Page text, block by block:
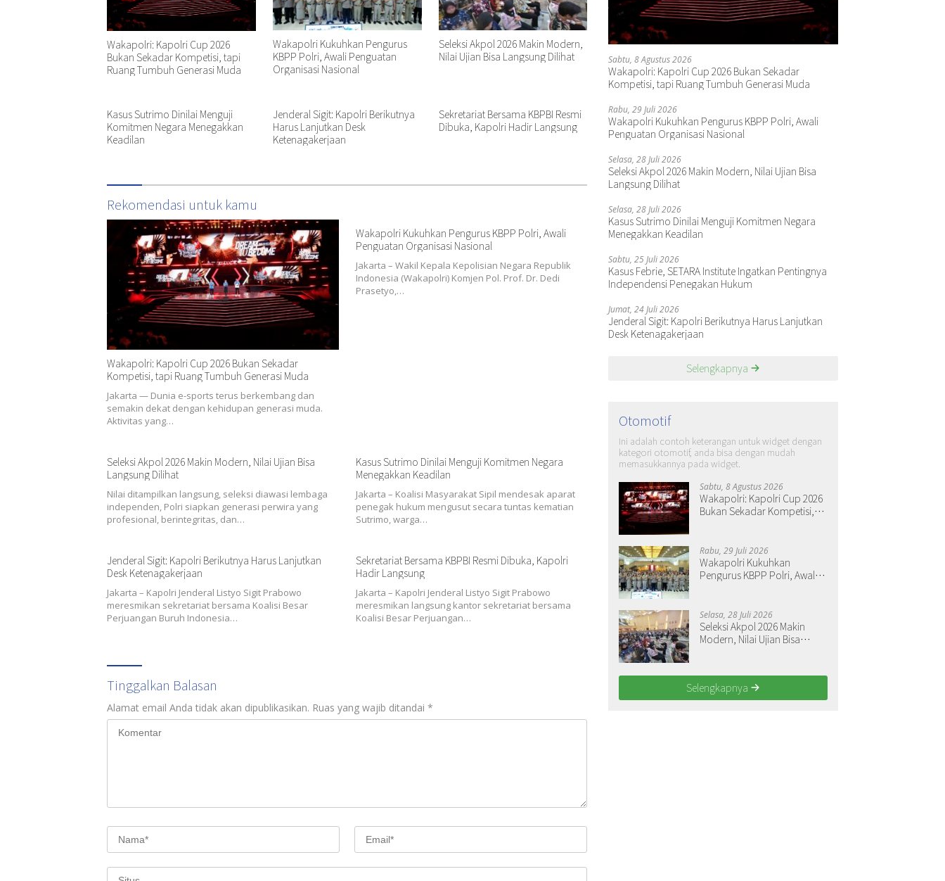
Wakapolri: Kapolri Cup 2026
Bukan Sekadar Kompetisi, tapi
Ruang Tumbuh Generasi Muda
Wakapolri Kukuhkan Pengurus
KBPP Polri, Awali Penguatan
Organisasi Nasional
Seleksi Akpol 2026 Makin Modern,
Nilai Ujian Bisa Langsung Dilihat
Kasus Sutrimo Dinilai Menguji
Komitmen Negara Menegakkan
Keadilan
Jenderal Sigit: Kapolri Berikutnya
Harus Lanjutkan Desk
Ketenagakerjaan
Sekretariat Bersama KBPBI Resmi
Dibuka, Kapolri Hadir Langsung
Rekomendasi untuk kamu
Wakapolri: Kapolri Cup 2026 Bukan Sekadar
Kompetisi, tapi Ruang Tumbuh Generasi Muda
Jakarta — Dunia e-sports terus berkembang dan
semakin dekat dengan kehidupan generasi muda.
Aktivitas yang…
Wakapolri Kukuhkan Pengurus KBPP Polri, Awali
Penguatan Organisasi Nasional
Jakarta – Wakil Kepala Kepolisian Negara Republik
Indonesia (Wakapolri) Komjen Pol. Prof. Dr. Dedi
Prasetyo,…
Seleksi Akpol 2026 Makin Modern, Nilai Ujian Bisa
Langsung Dilihat
Nilai ditampilkan langsung, seleksi diawasi lembaga
independen, Polri siapkan generasi perwira yang
profesional, berintegritas, dan…
Kasus Sutrimo Dinilai Menguji Komitmen Negara
Menegakkan Keadilan
Jakarta – Koalisi Masyarakat Sipil mendesak aparat
penegak hukum mengusut secara tuntas kematian
Sutrimo, warga…
Jenderal Sigit: Kapolri Berikutnya Harus Lanjutkan
Desk Ketenagakerjaan
Jakarta – Kapolri Jenderal Listyo Sigit Prabowo
meresmikan sekretariat bersama Koalisi Besar
Perjuangan Buruh Indonesia…
Sekretariat Bersama KBPBI Resmi Dibuka, Kapolri
Hadir Langsung
Jakarta – Kapolri Jenderal Listyo Sigit Prabowo
meresmikan langsung kantor sekretariat bersama
Koalisi Besar Perjuangan…
Tinggalkan Balasan
Alamat email Anda tidak akan dipublikasikan. Ruas yang wajib ditandai *
Sabtu, 8 Agustus 2026
Wakapolri: Kapolri Cup 2026 Bukan Sekadar
Kompetisi, tapi Ruang Tumbuh Generasi Muda
Rabu, 29 Juli 2026
Wakapolri Kukuhkan Pengurus KBPP Polri, Awali
Penguatan Organisasi Nasional
Selasa, 28 Juli 2026
Seleksi Akpol 2026 Makin Modern, Nilai Ujian Bisa
Langsung Dilihat
Selasa, 28 Juli 2026
Kasus Sutrimo Dinilai Menguji Komitmen Negara
Menegakkan Keadilan
Sabtu, 25 Juli 2026
Kasus Febrie, SETARA Institute Ingatkan Pentingnya
Independensi Penegakan Hukum
Jumat, 24 Juli 2026
Jenderal Sigit: Kapolri Berikutnya Harus Lanjutkan
Desk Ketenagakerjaan
Selengkapnya
Otomotif
Ini adalah contoh keterangan untuk widget dengan
kategori otomotif, anda bisa dengan mudah
memasukkannya pada widget.
Sabtu, 8 Agustus 2026
Wakapolri: Kapolri Cup 2026
Bukan Sekadar Kompetisi,
Rabu, 29 Juli 2026
Wakapolri Kukuhkan
Pengurus KBPP Polri, Awali
Selasa, 28 Juli 2026
Seleksi Akpol 2026 Makin
Modern, Nilai Ujian Bisa
Selengkapnya